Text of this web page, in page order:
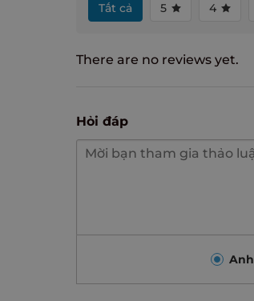
Tất cả 5 4
There are no reviews yet.
Hỏi đáp
Anh